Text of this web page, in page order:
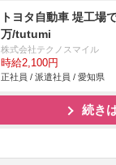
トヨタ自動車 堤工場
万/tutumi
株式会社テクノスマイル
時給2,100円
正社員 / 派遣社員 / 愛知県
続き